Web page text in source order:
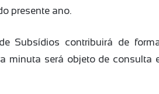
presente ano.
Subsídios contribuirá de
minuta será objeto de consulta